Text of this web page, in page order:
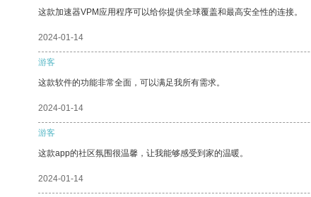
这款加速器VPM应用程序可以给你提供全球覆盖和最高安全性的连接。
2024-01-14
游客
这款软件的功能非常全面，可以满足我所有需求。
2024-01-14
游客
这款app的社区氛围很温馨，让我能够感受到家的温暖。
2024-01-14